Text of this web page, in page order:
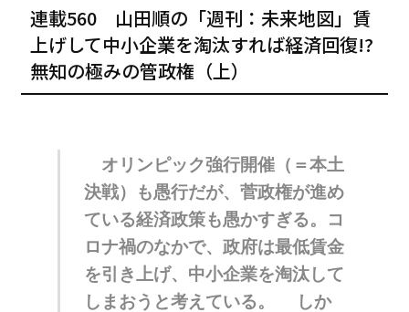
連載560 山田順の「週刊：未来地図」賃
上げして中小企業を淘汰すれば経済回復!?
無知の極みの管政権（上）
オリンピック強行開催（＝本土
決戦）も愚行だが、菅政権が進め
ている経済政策も愚かすぎる。コ
ロナ禍のなかで、政府は最低賃金
を引き上げ、中小企業を淘汰して
しまおうと考えている。 しか